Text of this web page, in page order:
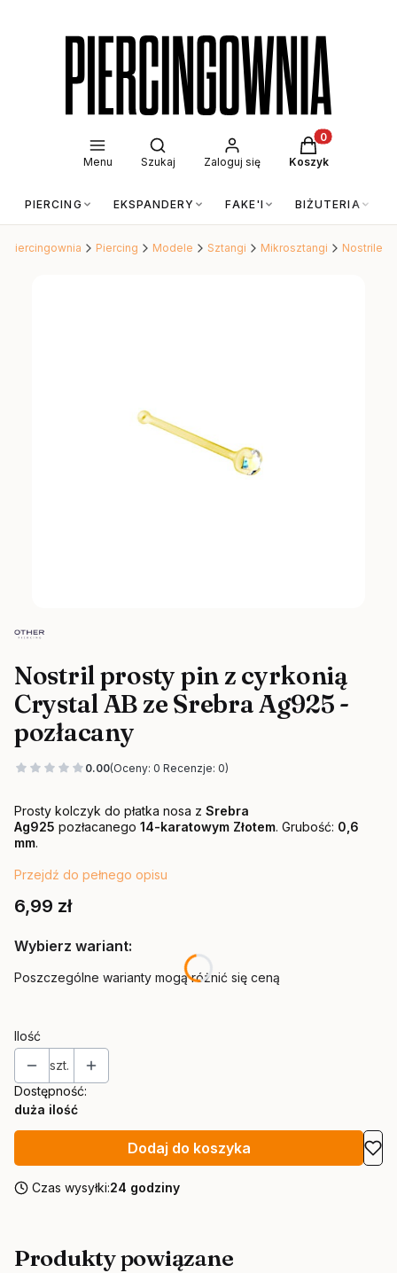
Menu
Otwórz wyszukiwarkę
Szukaj Zaloguj się
Produkty w
Koszyk
PIERCING EKSPANDERY FAKE'I BIŻUTERIA
Piercingownia Piercing Modele Sztangi Mikrosztangi Nostrile
Nostril prosty pin z cyrkonią
Crystal AB ze Srebra Ag925 -
pozłacany
0.00(Oceny: 0 Recenzje: 0)
Prosty kolczyk do płatka nosa z Srebra
Ag925 pozłacanego 14-karatowym Złotem. Grubość: 0,6
mm.
Przejdź do pełnego opisu
Cena
6,99 zł
Wybierz wariant:
Poszczególne warianty mogą różnić się ceną
Ilość
szt.
Dostępność:
duża ilość
Dodaj do koszyka
Czas wysyłki:24 godziny
Produkty powiązane